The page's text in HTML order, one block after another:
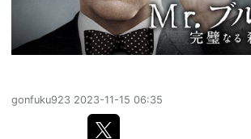
gonfuku923 2023-11-15 06:35